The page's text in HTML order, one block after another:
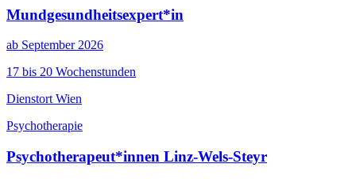
Mundgesundheitsexpert*in
ab September 2026
17 bis 20 Wochenstunden
Dienstort Wien
Psychotherapie
Psychotherapeut*innen Linz-Wels-Steyr